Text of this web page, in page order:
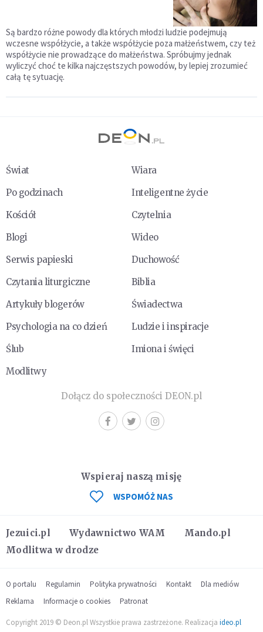
Są bardzo różne powody dla których młodzi ludzie podejmują
wczesne współżycie, a także współżycie poza małżeństwem, czy też
współżycie nie prowadzące do małżeństwa. Spróbujmy jednak
wyliczyć choć te kilka najczęstszych powodów, by lepiej zrozumieć
całą tę sytuację.
Świat
Wiara
Po godzinach
Inteligentne życie
Kościół
Czytelnia
Blogi
Wideo
Serwis papieski
Duchowość
Czytania liturgiczne
Biblia
Artykuły blogerów
Świadectwa
Psychologia na co dzień
Ludzie i inspiracje
Ślub
Imiona i święci
Modlitwy
Dołącz do społeczności DEON.pl
Jezuici.pl Wydawnictwo WAM
Mando.pl
Modlitwa w drodze
Wspieraj naszą misję
WSPOMÓŻ NAS
O portalu Regulamin Polityka prywatności Kontakt
Dla mediów
Reklama
Informacje o cookies Patronat
Copyright 2019 © Deon.pl Wszystkie prawa zastrzeżone. Realizacja ideo.pl